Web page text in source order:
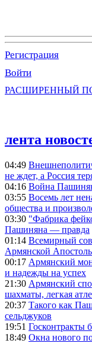
Регистрация
Войти
РАСШИРЕННЫЙ
лента
04:49
не ждет, а Россия
04:16 Война
03:55 Восемь лет
общества и
03:30 "Фабрика
Пашиняна — правда
01:14 Всемирный
Армянской
00:17 Армянский
и надежды на успех
21:30 Армянский
шахматы, легкая
20:37 Такого как
сельджуков
19:51 Госконтракты
18:49 Окна нового